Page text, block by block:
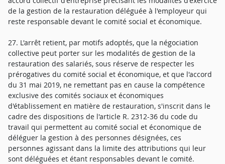
de la gestion de la restauration déléguée à l'employeur qui
reste responsable devant le comité social et économique.
27. L'arrêt retient, par motifs adoptés, que la négociation
collective peut porter sur les modalités de gestion de la
restauration des salariés, sous réserve de respecter les
prérogatives du comité social et économique, et que l'accord
du 31 mai 2019, ne remettant pas en cause la compétence
exclusive des comités sociaux et économiques
d'établissement en matière de restauration, s'inscrit dans le
cadre des dispositions de l'article R. 2312-36 du code du
travail qui permettent au comité social et économique de
déléguer la gestion à des personnes désignées, ces
personnes agissant dans la limite des attributions qui leur
sont déléguées et étant responsables devant le comité.